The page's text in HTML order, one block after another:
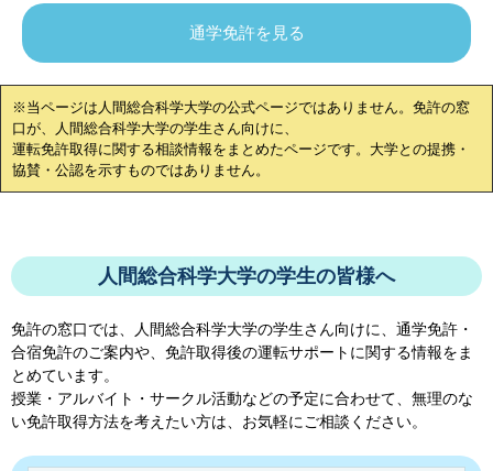
通学免許を見る
※当ページは 人間総合科学大学の公式ページではありません。免許の窓
口が、
人間総合科学大学の学生さん向けに、
運転免許取得に関する相談情報をまとめたページです。大学との提携・
協賛・公認を示すものではありません。
人間総合科学大学の学生の皆様へ
免許の窓口では、 人間総合科学大学の学生さん向けに、通学免許・
合宿免許のご案内や、免許取得後の運転サポートに関する情報をま
とめています。
授業・アルバイト・サークル活動などの予定に合わせて、無理のな
い免許取得方法を考えたい方は、お気軽にご相談ください。